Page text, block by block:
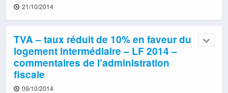
21/10/2014
TVA – taux réduit de 10% en faveur du
logement intermédiaire – LF 2014 –
commentaires de l’administration
fiscale
09/10/2014